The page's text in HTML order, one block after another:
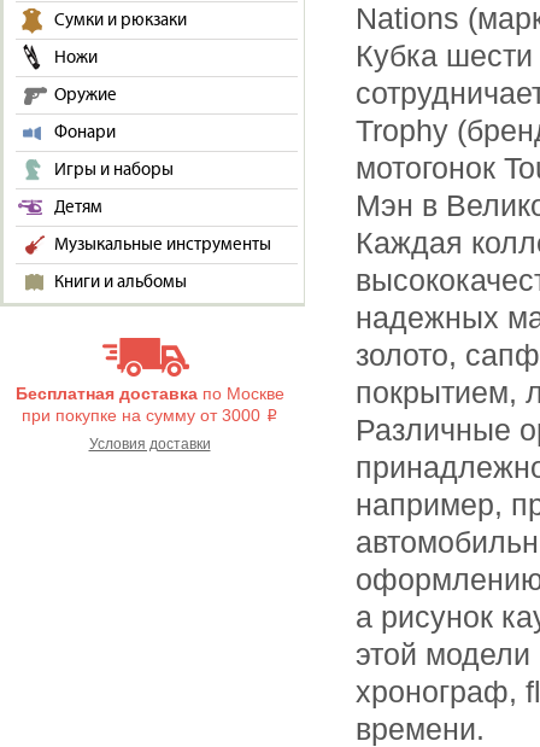
Сумки и рюкзаки
Ножи
Оружие
Фонари
Игры и наборы
Детям
Музыкальные инструменты
Книги и альбомы
Бесплатная доставкапо Москве
при покупке на сумму от 3000 i
Условия доставки
Nations
Кубка
Trophy
мотогонок
Мэн в
Каждая
надежных
золото,
покрытием,
Различные
например,
оформлению
а рисунок
этой
хронограф,
времени.